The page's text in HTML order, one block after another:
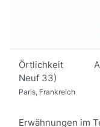
Örtlichkeit
Neuf 33)
Paris, Frankreich
Erwähnungen im